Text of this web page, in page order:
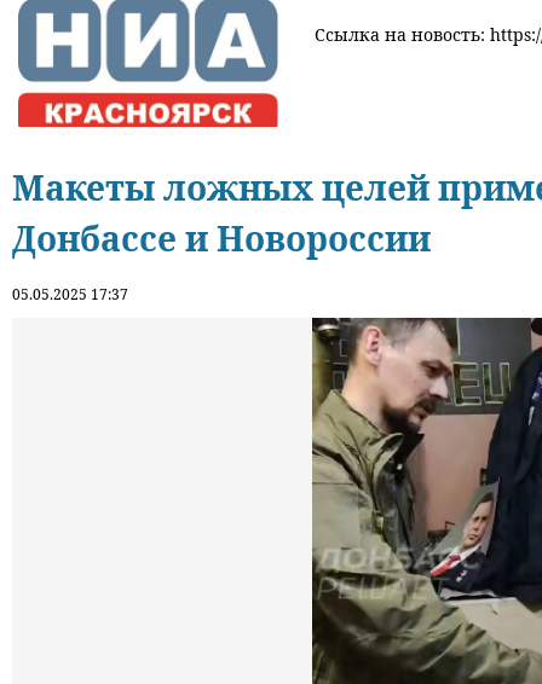
Ссылка на новость:
Макеты ложных целей
Донбассе и Новороссии
05.05.2025 17:37